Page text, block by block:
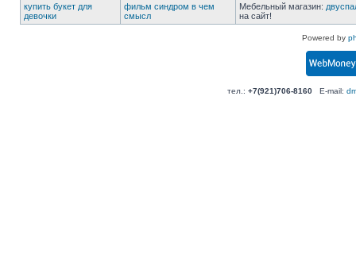
купить букет для
девочки
фильм синдром в чем
смысл
Мебельный магазин:
на сайт!
Powered by
тел.: +7(921)706-8160E-mail: